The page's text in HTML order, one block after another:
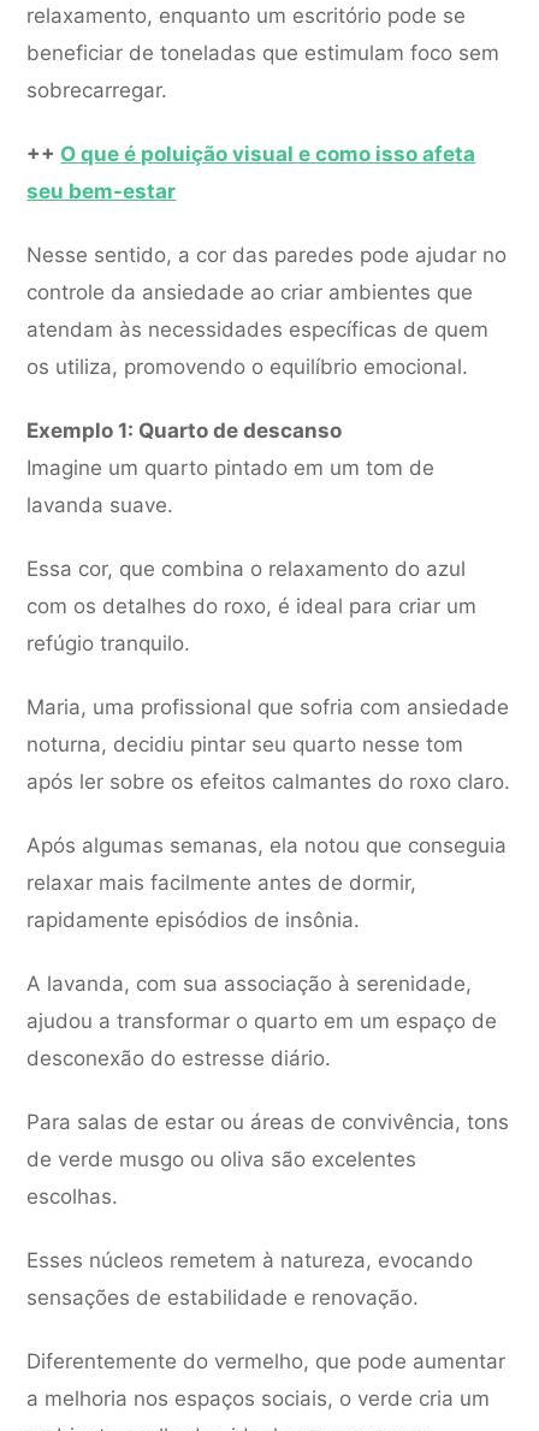
relaxamento, enquanto um escritório pode se
beneficiar de toneladas que estimulam foco sem
sobrecarregar.
++ O que é poluição visual e como isso afeta
seu bem-estar
Nesse sentido, a cor das paredes pode ajudar no
controle da ansiedade ao criar ambientes que
atendam às necessidades específicas de quem
os utiliza, promovendo o equilíbrio emocional.
Exemplo 1: Quarto de descanso
Imagine um quarto pintado em um tom de
lavanda suave.
Essa cor, que combina o relaxamento do azul
com os detalhes do roxo, é ideal para criar um
refúgio tranquilo.
Maria, uma profissional que sofria com ansiedade
noturna, decidiu pintar seu quarto nesse tom
após ler sobre os efeitos calmantes do roxo claro.
Após algumas semanas, ela notou que conseguia
relaxar mais facilmente antes de dormir,
rapidamente episódios de insônia.
A lavanda, com sua associação à serenidade,
ajudou a transformar o quarto em um espaço de
desconexão do estresse diário.
Para salas de estar ou áreas de convivência, tons
de verde musgo ou oliva são excelentes
escolhas.
Esses núcleos remetem à natureza, evocando
sensações de estabilidade e renovação.
Diferentemente do vermelho, que pode aumentar
a melhoria nos espaços sociais, o verde cria um